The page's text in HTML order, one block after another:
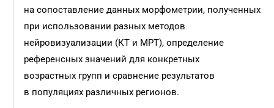
на сопоставление данных морфометрии, полученных
при использовании разных методов
нейровизуализации (КТ и МРТ), определение
референсных значений для конкретных
возрастных групп и сравнение результатов
в популяциях различных регионов.